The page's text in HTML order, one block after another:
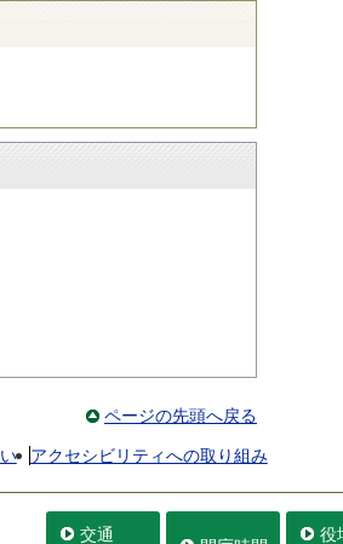
ページの先頭へ戻る
アクセシビリティへの取り組み
交通 役